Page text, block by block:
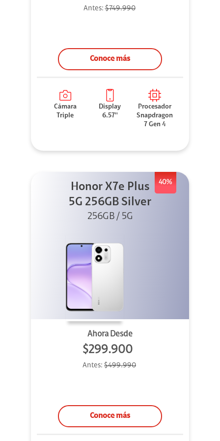
Antes:$749.990
Conoce más
Cámara
Triple
Display
6.57''
Procesador
Snapdragon
7 Gen 4
40%
Honor X7e Plus
5G 256GB Silver
256GB / 5G
Ahora Desde
$299.900
Antes: $499.990
Conoce más